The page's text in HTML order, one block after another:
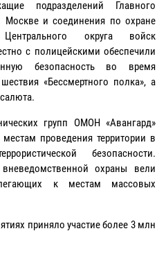
подразделений Главного
Москве и соединения по охране
округа войск
с полицейскими обеспечили
безопасность во время
«Бессмертного полка», а
групп ОМОН «Авангард»
проведения территории в
безопасности.
охраны вели
к местам массовых
приняло участие более 3 млн